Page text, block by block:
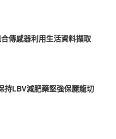
傳感器利用生活資料擷取
持LBV減肥藥堅強保麗龍切